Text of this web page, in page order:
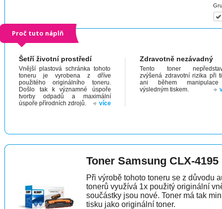
Proč tuto náplň
Šetří životní prostředí
Vnější plastová schránka tohoto
toneru je vyrobena z dříve
použitého originálního toneru.
Došlo tak k významné úspoře
tvorby odpadů a maximální
úspoře přírodních zdrojů.
více
Zdravotně nezávadný
Tento toner
zvýšená zdravotní rizika při
ani během
výsledným tiskem.
Toner Samsung CLX-4195
Při výrobě tohoto toneru se z důvodu
tonerů využívá 1x použitý originální
součástky jsou nové. Toner má tak
tisku jako originální toner.